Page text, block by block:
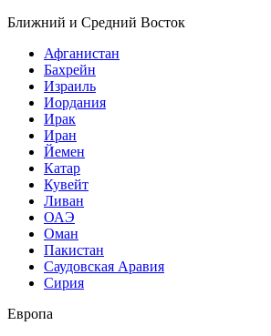
Ближний и Средний Восток
Афганистан
Бахрейн
Израиль
Иордания
Ирак
Иран
Йемен
Катар
Кувейт
Ливан
ОАЭ
Оман
Пакистан
Саудовская Аравия
Сирия
Европа